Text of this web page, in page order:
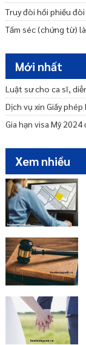
Phí gia hạn visa
Dịch Vụ Gia Hạn
Cách gia hạn visa
Truy đòi hối phiếu
Tấm séc (chứng từ)
Mới nhất
Luật sư cho ca sĩ,
Dịch vụ xin Giấy
Gia hạn visa Mỹ
Xem nhiều